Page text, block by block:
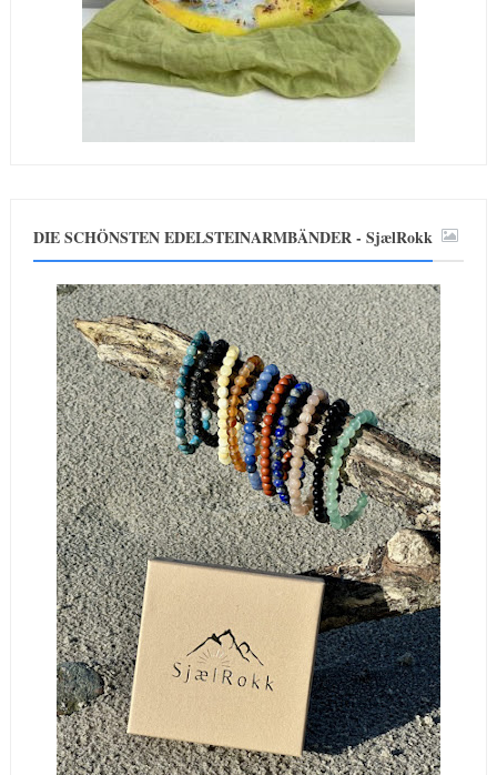
DIE SCHÖNSTEN EDELSTEINARMBÄNDER - SjælRokk